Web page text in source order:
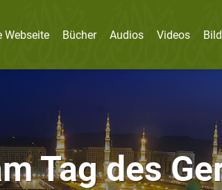
Webseite Bücher Audios Videos
Tag des